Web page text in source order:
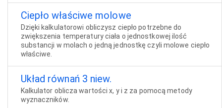
Ciepło właściwe molowe
Dzięki kalkulatorowi obliczysz ciepło potrzebne do
zwiększenia temperatury ciała o jednostkowej ilość
substancji w molach o jedną jednostkę czyli molowe ciepło
właściwe.
Układ równań 3 niew.
Kalkulator oblicza wartości x, y i z za pomocą metody
wyznaczników.